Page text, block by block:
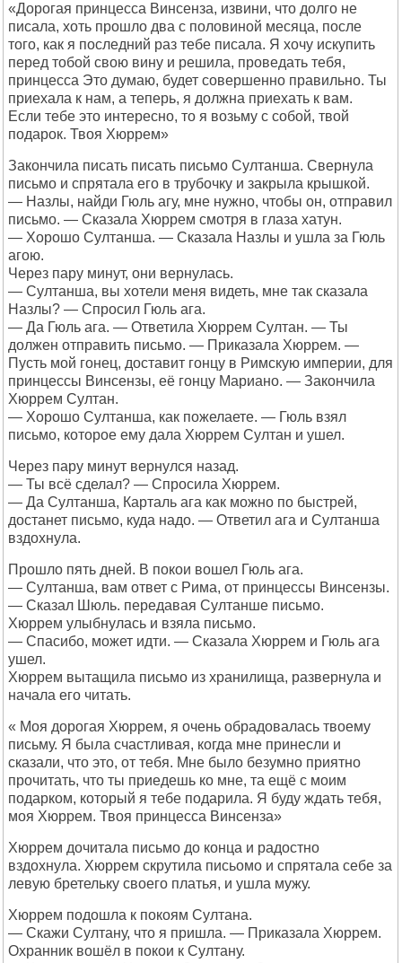
«Дорогая принцесса Винсенза, извини, что долго не
писала, хоть прошло два с половиной месяца, после
того, как я последний раз тебе писала. Я хочу искупить
перед тобой свою вину и решила, проведать тебя,
принцесса Это думаю, будет совершенно правильно. Ты
приехала к нам, а теперь, я должна приехать к вам.
Если тебе это интересно, то я возьму с собой, твой
подарок. Твоя Хюррем»
Закончила писать писать письмо Султанша. Свернула
письмо и спрятала его в трубочку и закрыла крышкой.
— Назлы, найди Гюль агу, мне нужно, чтобы он, отправил
письмо. — Сказала Хюррем смотря в глаза хатун.
— Хорошо Султанша. — Сказала Назлы и ушла за Гюль
агою.
Через пару минут, они вернулась.
— Султанша, вы хотели меня видеть, мне так сказала
Назлы? — Спросил Гюль ага.
— Да Гюль ага. — Ответила Хюррем Султан. — Ты
должен отправить письмо. — Приказала Хюррем. —
Пусть мой гонец, доставит гонцу в Римскую империи, для
принцессы Винсензы, её гонцу Мариано. — Закончила
Хюррем Султан.
— Хорошо Султанша, как пожелаете. — Гюль взял
письмо, которое ему дала Хюррем Султан и ушел.
Через пару минут вернулся назад.
— Ты всё сделал? — Спросила Хюррем.
— Да Султанша, Карталь ага как можно по быстрей,
достанет письмо, куда надо. — Ответил ага и Султанша
вздохнула.
Прошло пять дней. В покои вошел Гюль ага.
— Султанша, вам ответ с Рима, от принцессы Винсензы.
— Сказал Шюль. передавая Султанше письмо.
Хюррем улыбнулась и взяла письмо.
— Спасибо, может идти. — Сказала Хюррем и Гюль ага
ушел.
Хюррем вытащила письмо из хранилища, развернула и
начала его читать.
« Моя дорогая Хюррем, я очень обрадовалась твоему
письму. Я была счастливая, когда мне принесли и
сказали, что это, от тебя. Мне было безумно приятно
прочитать, что ты приедешь ко мне, та ещё с моим
подарком, который я тебе подарила. Я буду ждать тебя,
моя Хюррем. Твоя принцесса Винсенза»
Хюррем дочитала письмо до конца и радостно
вздохнула. Хюррем скрутила письомо и спрятала себе за
левую бретельку своего платья, и ушла мужу.
Хюррем подошла к покоям Султана.
— Скажи Султану, что я пришла. — Приказала Хюррем.
Охранник вошёл в покои к Султану.